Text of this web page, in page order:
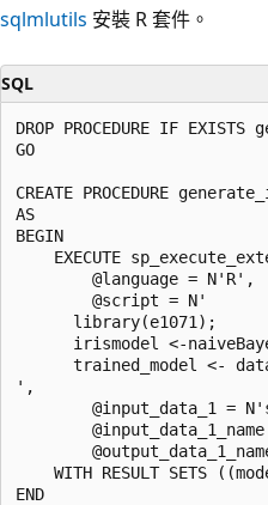
sqlmlutils 安裝 R 套件。
SQL
DROP PROCEDURE IF
GO
CREATE PROCEDURE
AS
BEGIN
EXECUTE
        @language = N'R',
        @script = N'
      library(e1071);
irismodel <-
trained_model <-
',
@input_data_1 =
WITH RESULT SETS
END